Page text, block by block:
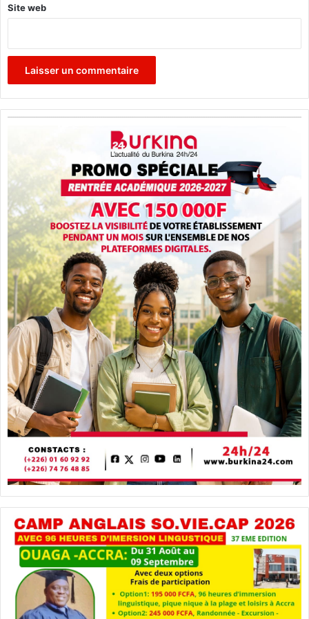
Site web